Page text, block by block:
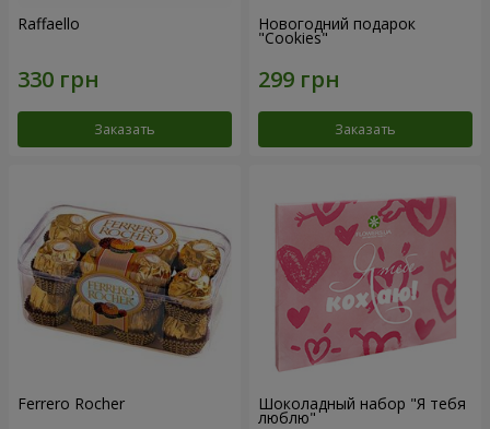
Raffaello
Заказать
Новогодний подарок
"Cookies"
Заказать
Ferrero Rocher Шоколадный набор "Я тебя
люблю"